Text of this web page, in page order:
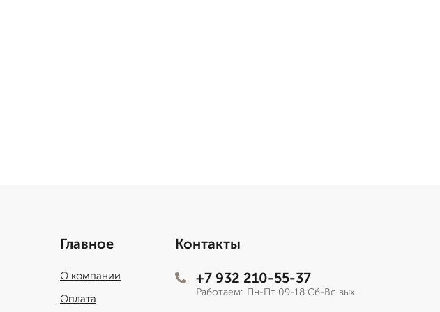
Главное
О компании
Оплата
Контакты
+7 932 210-55-37
Работаем: Пн-Пт 09-18 Сб-Вс вых.